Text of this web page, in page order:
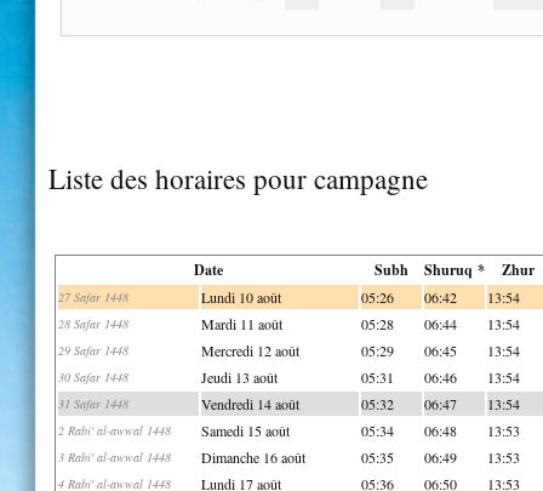
Liste des horaires pour campagne
Date Subh Shuruq * Zhur
27 Safar 1448 Lundi 10 août 05:26 06:42 13:54
28 Safar 1448 Mardi 11 août 05:28 06:44 13:54
29 Safar 1448 Mercredi 12 août 05:29 06:45 13:54
30 Safar 1448 Jeudi 13 août 05:31 06:46 13:54
31 Safar 1448 Vendredi 14 août 05:32 06:47 13:54
2 Rabi' al-awwal 1448 Samedi 15 août 05:34 06:48 13:53
3 Rabi' al-awwal 1448 Dimanche 16 août 05:35 06:49 13:53
4 Rabi' al-awwal 1448 Lundi 17 août 05:36 06:50 13:53